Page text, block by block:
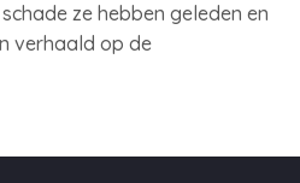
ze hebben geleden en
verhaald op de